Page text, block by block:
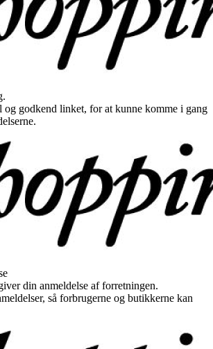
og godkend linket, for at kunne komme i gang
din anmeldelse af forretningen.
så forbrugerne og butikkerne kan